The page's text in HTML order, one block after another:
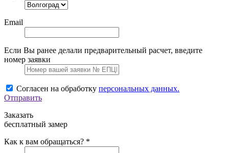
Email
Если Вы ранее делали предварительный расчет, введите
номер заявки
Согласен на обработку персональных данных.
Отправить
Заказать
бесплатный замер
Как к вам обращаться? *